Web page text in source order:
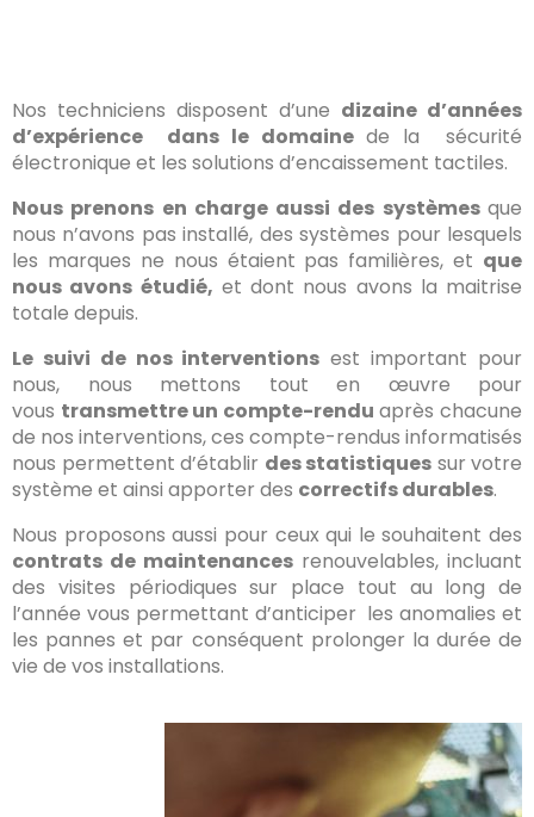
Nos techniciens disposent d’une dizaine d’années
d’expérience dans le domainede la sécurité
électronique et les solutions d’encaissement tactiles.
Nous prenons en charge aussi des systèmes que
nous n’avons pas installé, des systèmes pour lesquels
les marques ne nous étaient pas familières, et que
nous avons étudié, et dont nous avons la maitrise
totale depuis.
Le suivi de nos interventions est important pour
nous, nous mettons tout en œuvre pour
vous transmettre un compte-rendu après chacune
de nos interventions, ces compte-rendus informatisés
nous permettent d’établir des statistiques sur votre
système et ainsi apporter des correctifs durables.
Nous proposons aussi pour ceux qui le souhaitent des
contrats de maintenances renouvelables, incluant
des visites périodiques sur place tout au long de
l’année vous permettant d’anticiper les anomalies et
les pannes et par conséquent prolonger la durée de
vie de vos installations.